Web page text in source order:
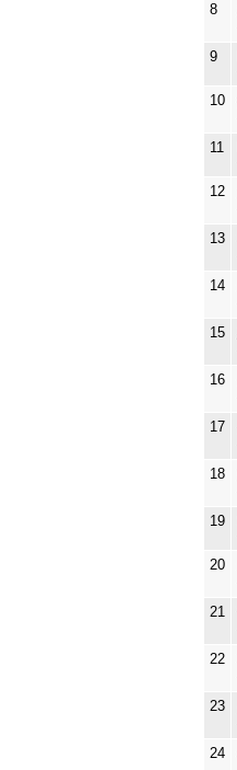
8
9
10
11
12
13
14
15
16
17
18
19
20
21
22
23
24